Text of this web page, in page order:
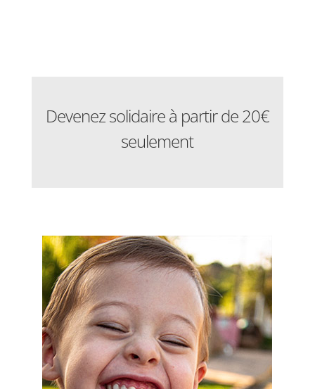
Devenez solidaire à partir de 20€
seulement